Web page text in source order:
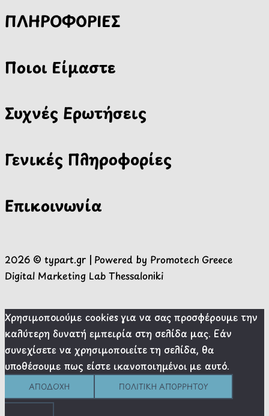
ΠΛΗΡΟΦΟΡΙΕΣ
Ποιοι Είμαστε
Συχνές Ερωτήσεις
Γενικές Πληροφορίες
Επικοινωνία
2026 © typart.gr | Powered by Promotech Greece
Digital Marketing Lab Thessaloniki
Χρησιμοποιούμε cookies για να σας προσφέρουμε την
καλύτερη δυνατή εμπειρία στη σελίδα μας. Εάν
συνεχίσετε να χρησιμοποιείτε τη σελίδα, θα
υποθέσουμε πως είστε ικανοποιημένοι με αυτό.
ΑΠΟΔΟΧΉ ΠΟΛΙΤΙΚΉ ΑΠΟΡΡΉΤΟΥ